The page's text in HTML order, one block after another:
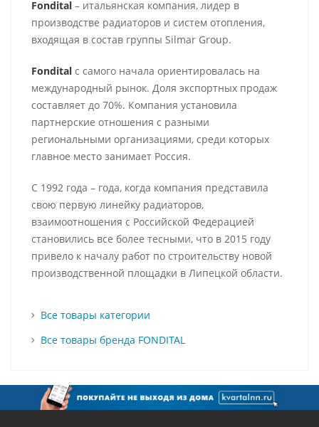
Fondital – итальянская компания, лидер в
производстве радиаторов и систем отопления,
входящая в состав группы Silmar Group.
Fondital с самого начала ориентировалась на
международный рынок. Доля экспортных продаж
составляет до 70%. Компания установила
партнерские отношения с разными
региональными организациями, среди которых
главное место занимает Россия.
С 1992 года – года, когда компания представила
свою первую линейку радиаторов,
взаимоотношения с Российской Федерацией
становились все более тесными, что в 2015 году
привело к началу работ по строительству новой
производственной площадки в Липецкой области.
Все товары категории
Все товары бренда FONDITAL